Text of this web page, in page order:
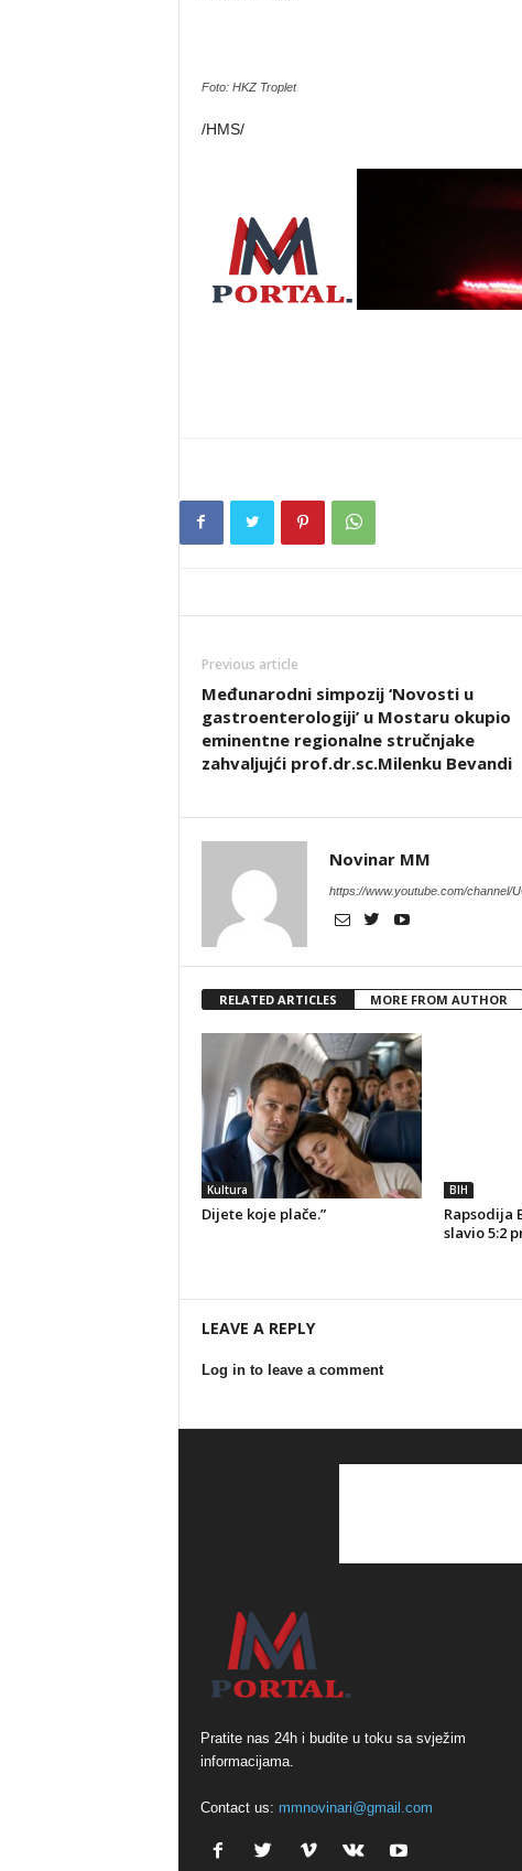
Foto: HKZ Troplet
/HMS/
Previous article
Međunarodni simpozij ‘Novosti u
gastroenterologiji’ u Mostaru okupio
eminentne regionalne stručnjake
zahvaljujći prof.dr.sc.Milenku Bevandi
Novinar MM
https://www.youtube.com/channel/
RELATED ARTICLES MORE FROM AUTHOR
Kultura
Dijete koje plače.”
BIH
Rapsodija
slavio 5:2
LEAVE A REPLY
Log in to leave a comment
Pratite nas 24h i budite u toku sa svježim
informacijama.
Contact us: mmnovinari@gmail.com